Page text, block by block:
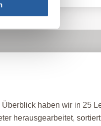
haben wir in 25
herausgearbeitet,